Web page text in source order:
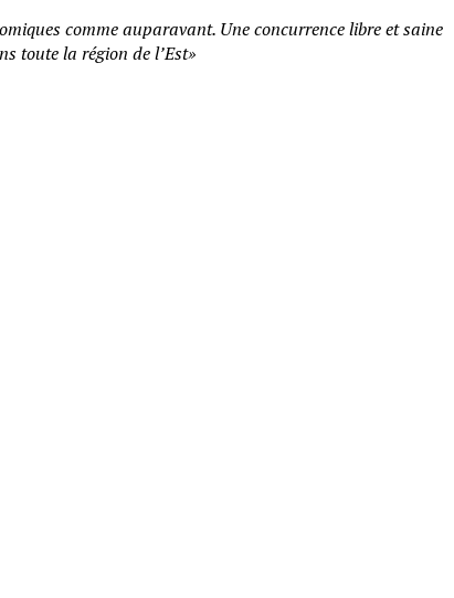
comme auparavant. Une concurrence libre et saine
toute la région de l’Est»